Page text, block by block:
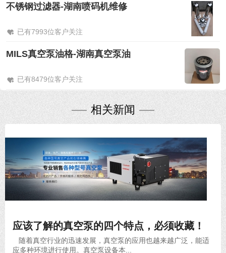
不锈钢过滤器-湖南喷码机维修
已有7993位客户关注
MILS真空泵油格-湖南真空泵油
已有8479位客户关注
相关新闻
应该了解的真空泵的四个特点，必须收藏！
随着真空行业的迅速发展，真空泵的应用也越来越广泛，能适
应多种环境进行使用。真空泵设备本...